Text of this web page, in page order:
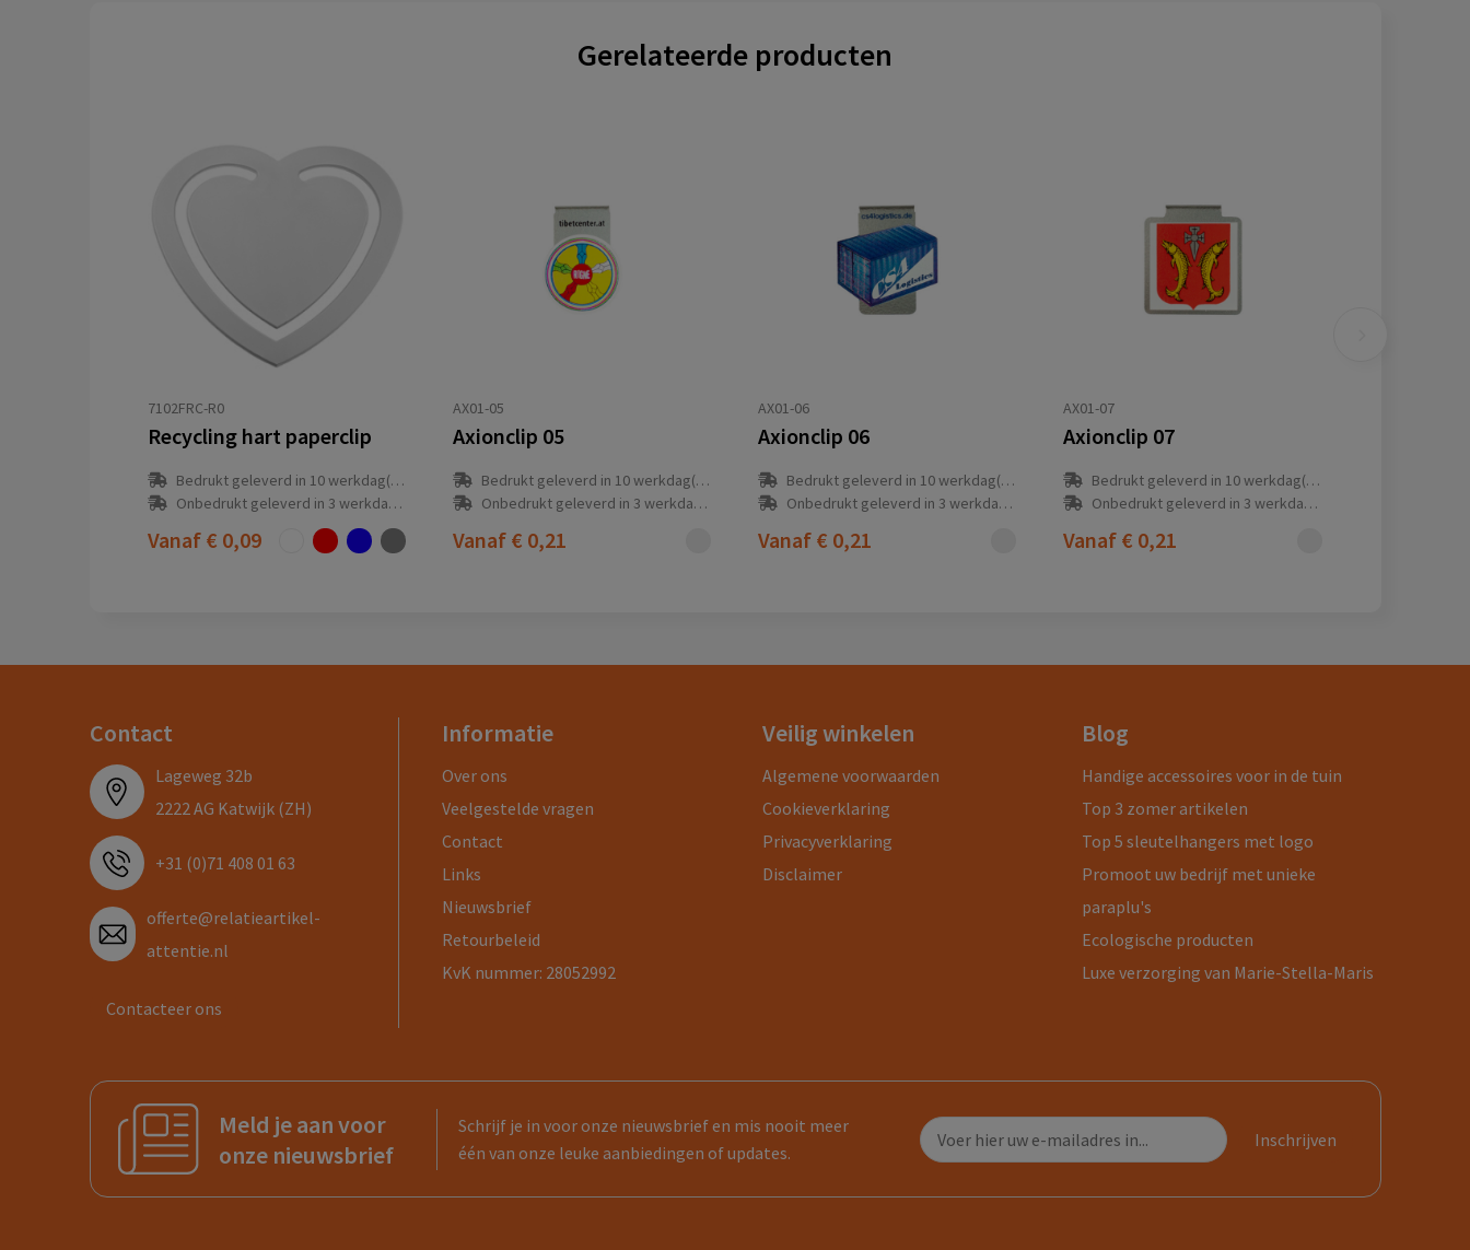
Gerelateerde producten
7102FRC-R0
Recycling hart paperclip
Bedrukt geleverd in 10 werkdag(en)
Onbedrukt geleverd in 3 werkdag(en)
Vanaf € 0,09
AX01-05
Axionclip 05
Bedrukt geleverd in 10 werkdag(en)
Onbedrukt geleverd in 3 werkdag(en)
Vanaf € 0,21
AX01-06
Axionclip 06
Bedrukt geleverd in 10 werkdag(en)
Onbedrukt geleverd in 3 werkdag(en)
Vanaf € 0,21
AX01-07
Axionclip 07
Bedrukt geleverd in 10 werkdag(en)
Onbedrukt geleverd in 3 werkdag(en)
Vanaf € 0,21
Contact
Lageweg 32b
2222 AG Katwijk (ZH)
+31 (0)71 408 01 63
offerte@relatieartikel-
attentie.nl
Contacteer ons
Informatie
Over ons
Veelgestelde vragen
Contact
Links
Nieuwsbrief
Retourbeleid
KvK nummer: 28052992
Veilig winkelen
Algemene voorwaarden
Cookieverklaring
Privacyverklaring
Disclaimer
Blog
Handige accessoires voor in de tuin
Top 3 zomer artikelen
Top 5 sleutelhangers met logo
Promoot uw bedrijf met unieke
paraplu's
Ecologische producten
Luxe verzorging van Marie-Stella-Maris
Meld je aan voor
onze nieuwsbrief
Schrijf je in voor onze nieuwsbrief en mis nooit meer
één van onze leuke aanbiedingen of updates.